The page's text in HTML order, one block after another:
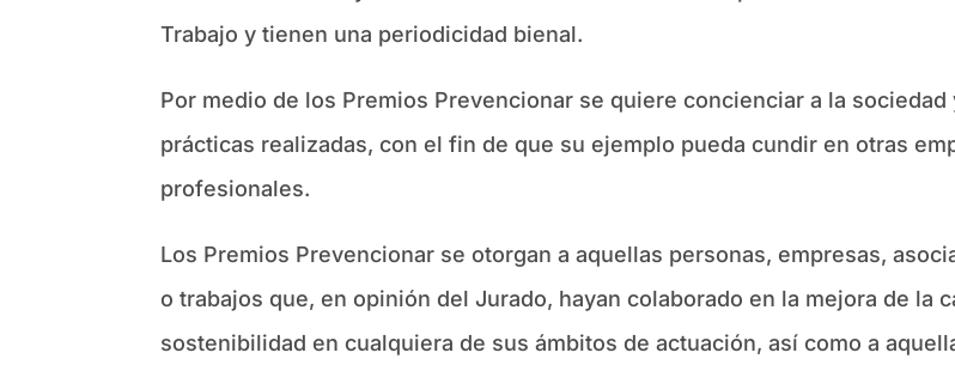
Trabajo y tienen una periodicidad bienal.
Por medio de los Premios Prevencionar se quiere concienciar a la
prácticas realizadas, con el fin de que su ejemplo pueda cundir en otras
profesionales.
Los Premios Prevencionar se otorgan a aquellas personas, empresas,
o trabajos que, en opinión del Jurado, hayan colaborado en la mejora de la
sostenibilidad en cualquiera de sus ámbitos de actuación, así como a